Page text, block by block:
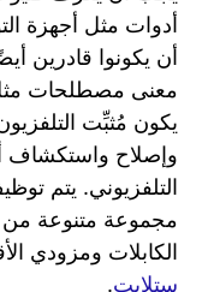
أدوات مثل أجهزة
أن يكونوا قادرين
يكون مُثبِّت
وإصلاح واستكشاف
التلفزيوني. يتم
مجموعة متنوعة من
الكابلات ومزودي
ستلايت.